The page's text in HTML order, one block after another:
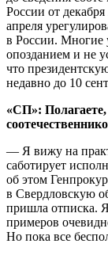
России от
апреля
в России. Многие
опозданием и не
что
недавно до 10
«СП»:
— Я вижу на
саботирует
об этом
в Свердловскую
пришла отписка.
примеров
Но пока все